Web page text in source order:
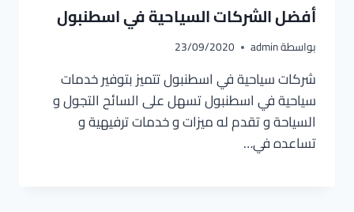
أفضل الشركات السياحية في اسطنبول
بواسطةadmin
23/09/2020
شركات سياحية في اسطنبول تتميز بتوفير خدمات
سياحية في اسطنبول تسهل على السائح التجول و
السياحة و تقدم له ميزات و خدمات ترفيهية و
تساعده في…